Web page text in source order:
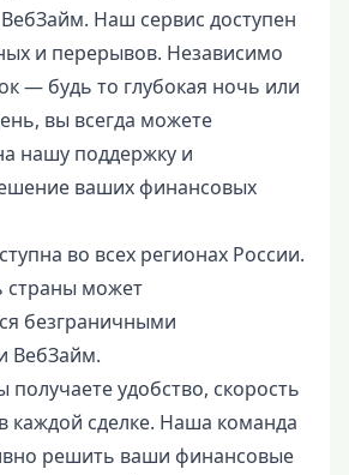
Наш сервис доступен
и перерывов. Независимо
— будь то глубокая ночь или
вы всегда можете
нашу поддержку и
ваших финансовых
во всех регионах России.
страны может
безграничными
ВебЗайм.
удобство, скорость
каждой сделке. Наша команда
решить ваши финансовые